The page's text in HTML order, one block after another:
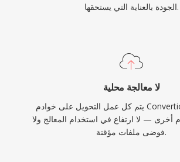
الجودة بالعناية التي يستحقها.
لا معالجة محلية
يتم كل عمل التحويل على خوادم Convertio في السحابة.
أخرى — لا ارتفاع في استخدام المعالج ولا
فوضى ملفات مؤقتة.